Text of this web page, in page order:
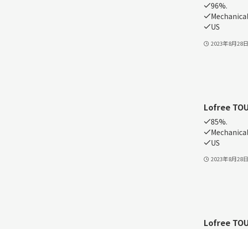
96%.
US
2023年8月28日
Lofree
85%.
US
2023年8月28日
Lofree